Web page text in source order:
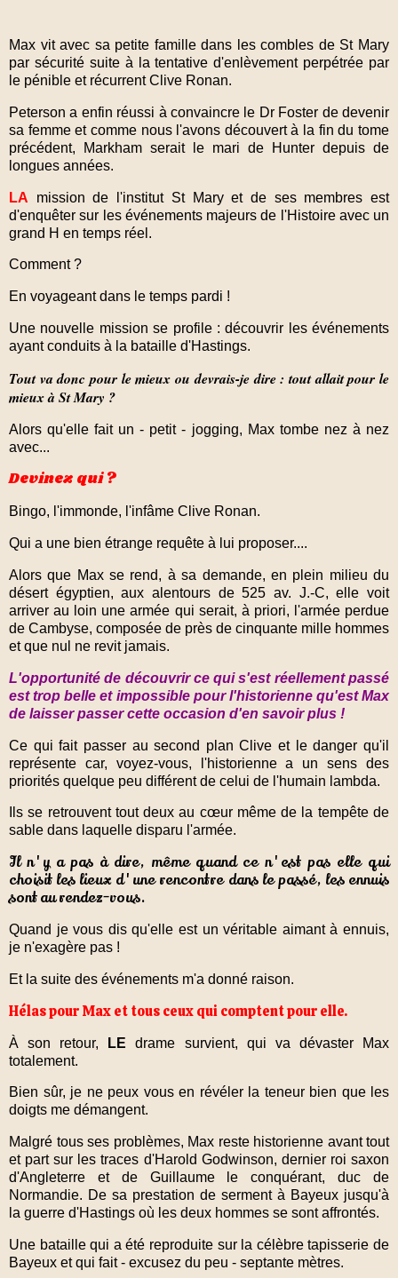
Max vit avec sa petite famille dans les combles de St Mary
par sécurité suite à la tentative d'enlèvement perpétrée par
le pénible et récurrent Clive Ronan.
Peterson a enfin réussi à convaincre le Dr Foster de devenir
sa femme et comme nous l'avons découvert à la fin du tome
précédent, Markham serait le mari de Hunter depuis de
longues années.
LA mission de l'institut St Mary et de ses membres est
d'enquêter sur les événements majeurs de l'Histoire avec un
grand H en temps réel.
Comment ?
En voyageant dans le temps pardi !
Une nouvelle mission se profile : découvrir les événements
ayant conduits à la bataille d'Hastings.
Tout va donc pour le mieux ou devrais-je dire : tout allait pour le
mieux à St Mary ?
Alors qu'elle fait un - petit - jogging, Max tombe nez à nez
avec...
Devinez qui ?
Bingo, l'immonde, l'infâme Clive Ronan.
Qui a une bien étrange requête à lui proposer....
Alors que Max se rend, à sa demande, en plein milieu du
désert égyptien, aux alentours de 525 av. J.-C, elle voit
arriver au loin une armée qui serait, à priori, l'armée perdue
de Cambyse, composée de près de cinquante mille hommes
et que nul ne revit jamais.
L'opportunité de découvrir ce qui s'est réellement passé
est trop belle et impossible pour l'historienne qu'est Max
de laisser passer cette occasion d'en savoir plus !
Ce qui fait passer au second plan Clive et le danger qu'il
représente car, voyez-vous, l'historienne a un sens des
priorités quelque peu différent de celui de l'humain lambda.
Ils se retrouvent tout deux au cœur même de la tempête de
sable dans laquelle disparu l'armée.
Il n'y a pas à dire, même quand ce n'est pas elle qui
choisit les lieux d'une rencontre dans le passé, les ennuis
sont au rendez-vous.
Quand je vous dis qu'elle est un véritable aimant à ennuis,
je n'exagère pas !
Et la suite des événements m'a donné raison.
Hélas pour Max et tous ceux qui comptent pour elle.
À son retour, LE drame survient, qui va dévaster Max
totalement.
Bien sûr, je ne peux vous en révéler la teneur bien que les
doigts me démangent.
Malgré tous ses problèmes, Max reste historienne avant tout
et part sur les traces d'Harold Godwinson, dernier roi saxon
d'Angleterre et de Guillaume le conquérant, duc de
Normandie. De sa prestation de serment à Bayeux jusqu'à
la guerre d'Hastings où les deux hommes se sont affrontés.
Une bataille qui a été reproduite sur la célèbre tapisserie de
Bayeux et qui fait - excusez du peu - septante mètres.